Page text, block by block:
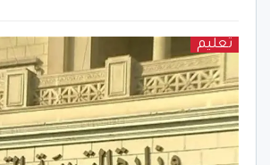
تعليم